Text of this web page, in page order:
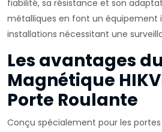
fiabilité, sa résistance et son
métalliques en font un équipement
installations nécessitant une
Les avantages
Magnétique
Porte Roulante
Conçu spécialement pour les